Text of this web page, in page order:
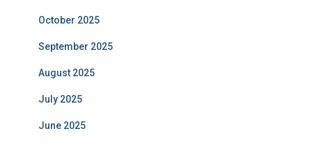
October 2025
September 2025
August 2025
July 2025
June 2025